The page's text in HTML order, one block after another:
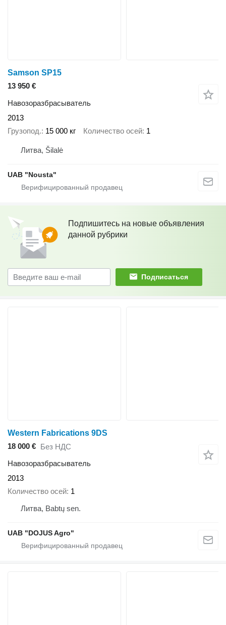
Samson SP15
13 950 €
Навозоразбрасыватель
2013
Грузопод. 15 000 кг Количество осей 1
Литва, Šilalė
UAB "Nousta"
Подпишитесь на новые объявления
данной рубрики
Подписаться
Western Fabrications 9DS
18 000 € Без НДС
Навозоразбрасыватель
2013
Количество осей 1
Литва, Babtų sen.
UAB "DOJUS Agro"